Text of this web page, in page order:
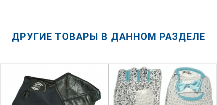
ДРУГИЕ ТОВАРЫ В ДАННОМ РАЗДЕЛЕ